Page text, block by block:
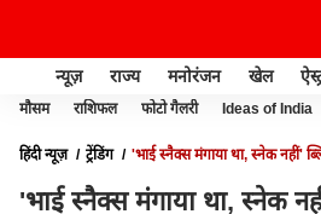
न्यूज़ राज्य मनोरंजन खेल
मौसम राशिफल फोटो गैलरी Ideas of India
हिंदी न्यूज़ ट्रेंडिंग
'भाई स्नैक्स मंगाया था, स्नेक नहीं'
'भाई स्नैक्स मंगाया था, स्नेक